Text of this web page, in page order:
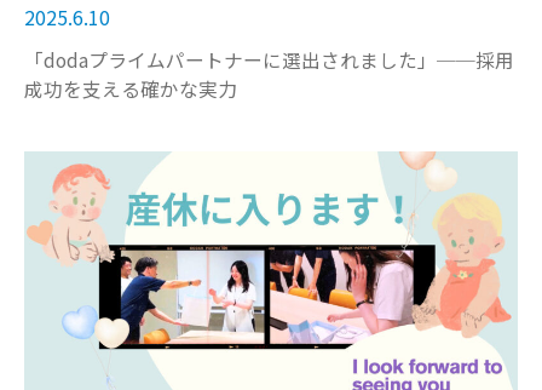
2025.6.10
「dodaプライムパートナーに選出されました」──採用
成功を支える確かな実力